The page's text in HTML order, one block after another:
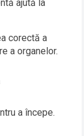
ajută la
corectă a
a organelor.
a începe.